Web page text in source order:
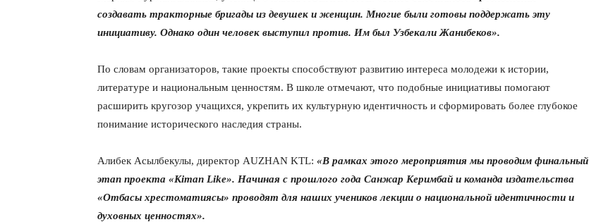
создавать тракторные бригады из девушек и женщин. Многие были готовы поддержать эту
инициативу. Однако один человек выступил против. Им был Узбекали Жанибеков».
По словам организаторов, такие проекты способствуют развитию интереса молодежи к истории,
литературе и национальным ценностям. В школе отмечают, что подобные инициативы помогают
расширить кругозор учащихся, укрепить их культурную идентичность и сформировать более глубокое
понимание исторического наследия страны.
Алибек Асылбекулы, директор AUZHAN KTL: «В рамках этого мероприятия мы проводим финальный
этап проекта «Кітап Like». Начиная с прошлого года Санжар Керимбай и команда издательства
«Отбасы хрестоматиясы» проводят для наших учеников лекции о национальной идентичности и
духовных ценностях».